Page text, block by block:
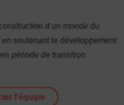
d’un monde du
soutenant le développement
période de transition
l'équipe